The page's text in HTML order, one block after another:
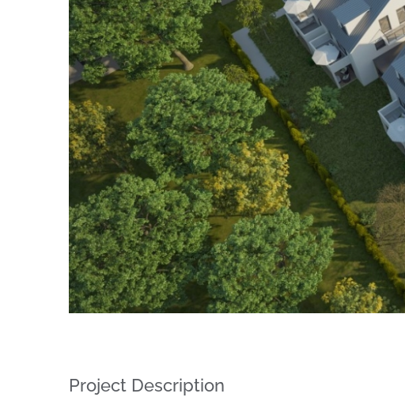
Project Description